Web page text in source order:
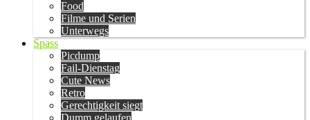
Food
Filme und Serien
Unterwegs
Spass
Picdump
Fail-Dienstag
Cute News
Retro
Gerechtigkeit siegt
Dumm gelaufen